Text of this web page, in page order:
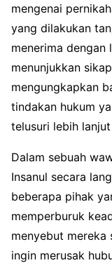
mengenai
yang dilakukan
menerima dengan
menunjukkan
mengungkapkan
tindakan hukum
telusuri lebih
Dalam sebuah
Insanul secara
beberapa pihak
memperburuk
menyebut mereka
ingin merusak